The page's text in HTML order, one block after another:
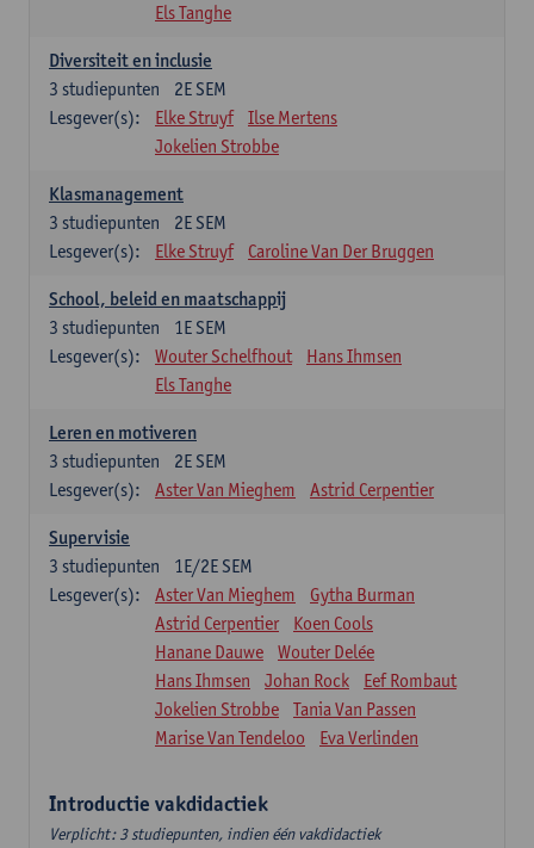
Els Tanghe
Diversiteit en inclusie
2E SEM
3 studiepunten
Lesgever(s):
Elke Struyf
Ilse Mertens
Jokelien Strobbe
Klasmanagement
2E SEM
3 studiepunten
Lesgever(s):
Elke Struyf Caroline Van Der Bruggen
School, beleid en maatschappij
1E SEM
3 studiepunten
Lesgever(s):
Wouter Schelfhout
Hans Ihmsen
Els Tanghe
Leren en motiveren
2E SEM
3 studiepunten
Lesgever(s):
Aster Van Mieghem Astrid Cerpentier
Supervisie
1E/2E SEM
3 studiepunten
Lesgever(s):
Aster Van Mieghem
Gytha Burman
Astrid Cerpentier
Koen Cools
Hanane Dauwe
Wouter Delée
Hans Ihmsen
Johan Rock
Eef Rombaut
Jokelien Strobbe
Tania Van Passen
Marise Van Tendeloo
Eva Verlinden
Introductie vakdidactiek
Verplicht: 3 studiepunten, indien één vakdidactiek